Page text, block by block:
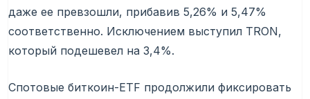
даже ее превзошли, прибавив 5,26% и 5,47%
соответственно. Исключением выступил TRON,
который подешевел на 3,4%.
Спотовые биткоин-ETF продолжили фиксировать